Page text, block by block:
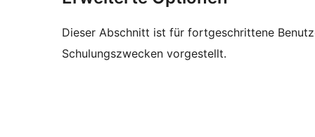
Dieser Abschnitt ist für fortgeschrittene
Schulungszwecken vorgestellt.